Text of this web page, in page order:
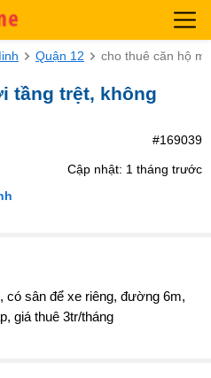
Quận 12 cho thuê căn hộ
tầng trệt, không
#169039
Cập nhật: 1 tháng trước
có sân để xe riêng, đường 6m,
giá thuê 3tr/tháng